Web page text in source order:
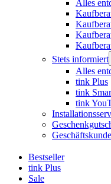
Alles
Stets informiert
Alles
tink Plus
tink
tink
Bestseller
tink Plus
Sale